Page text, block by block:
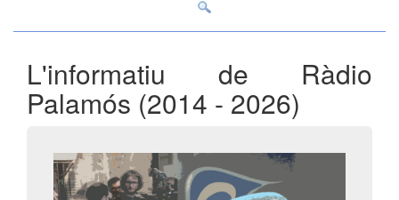
L'informatiu de Ràdio
Palamós (2014 - 2026)